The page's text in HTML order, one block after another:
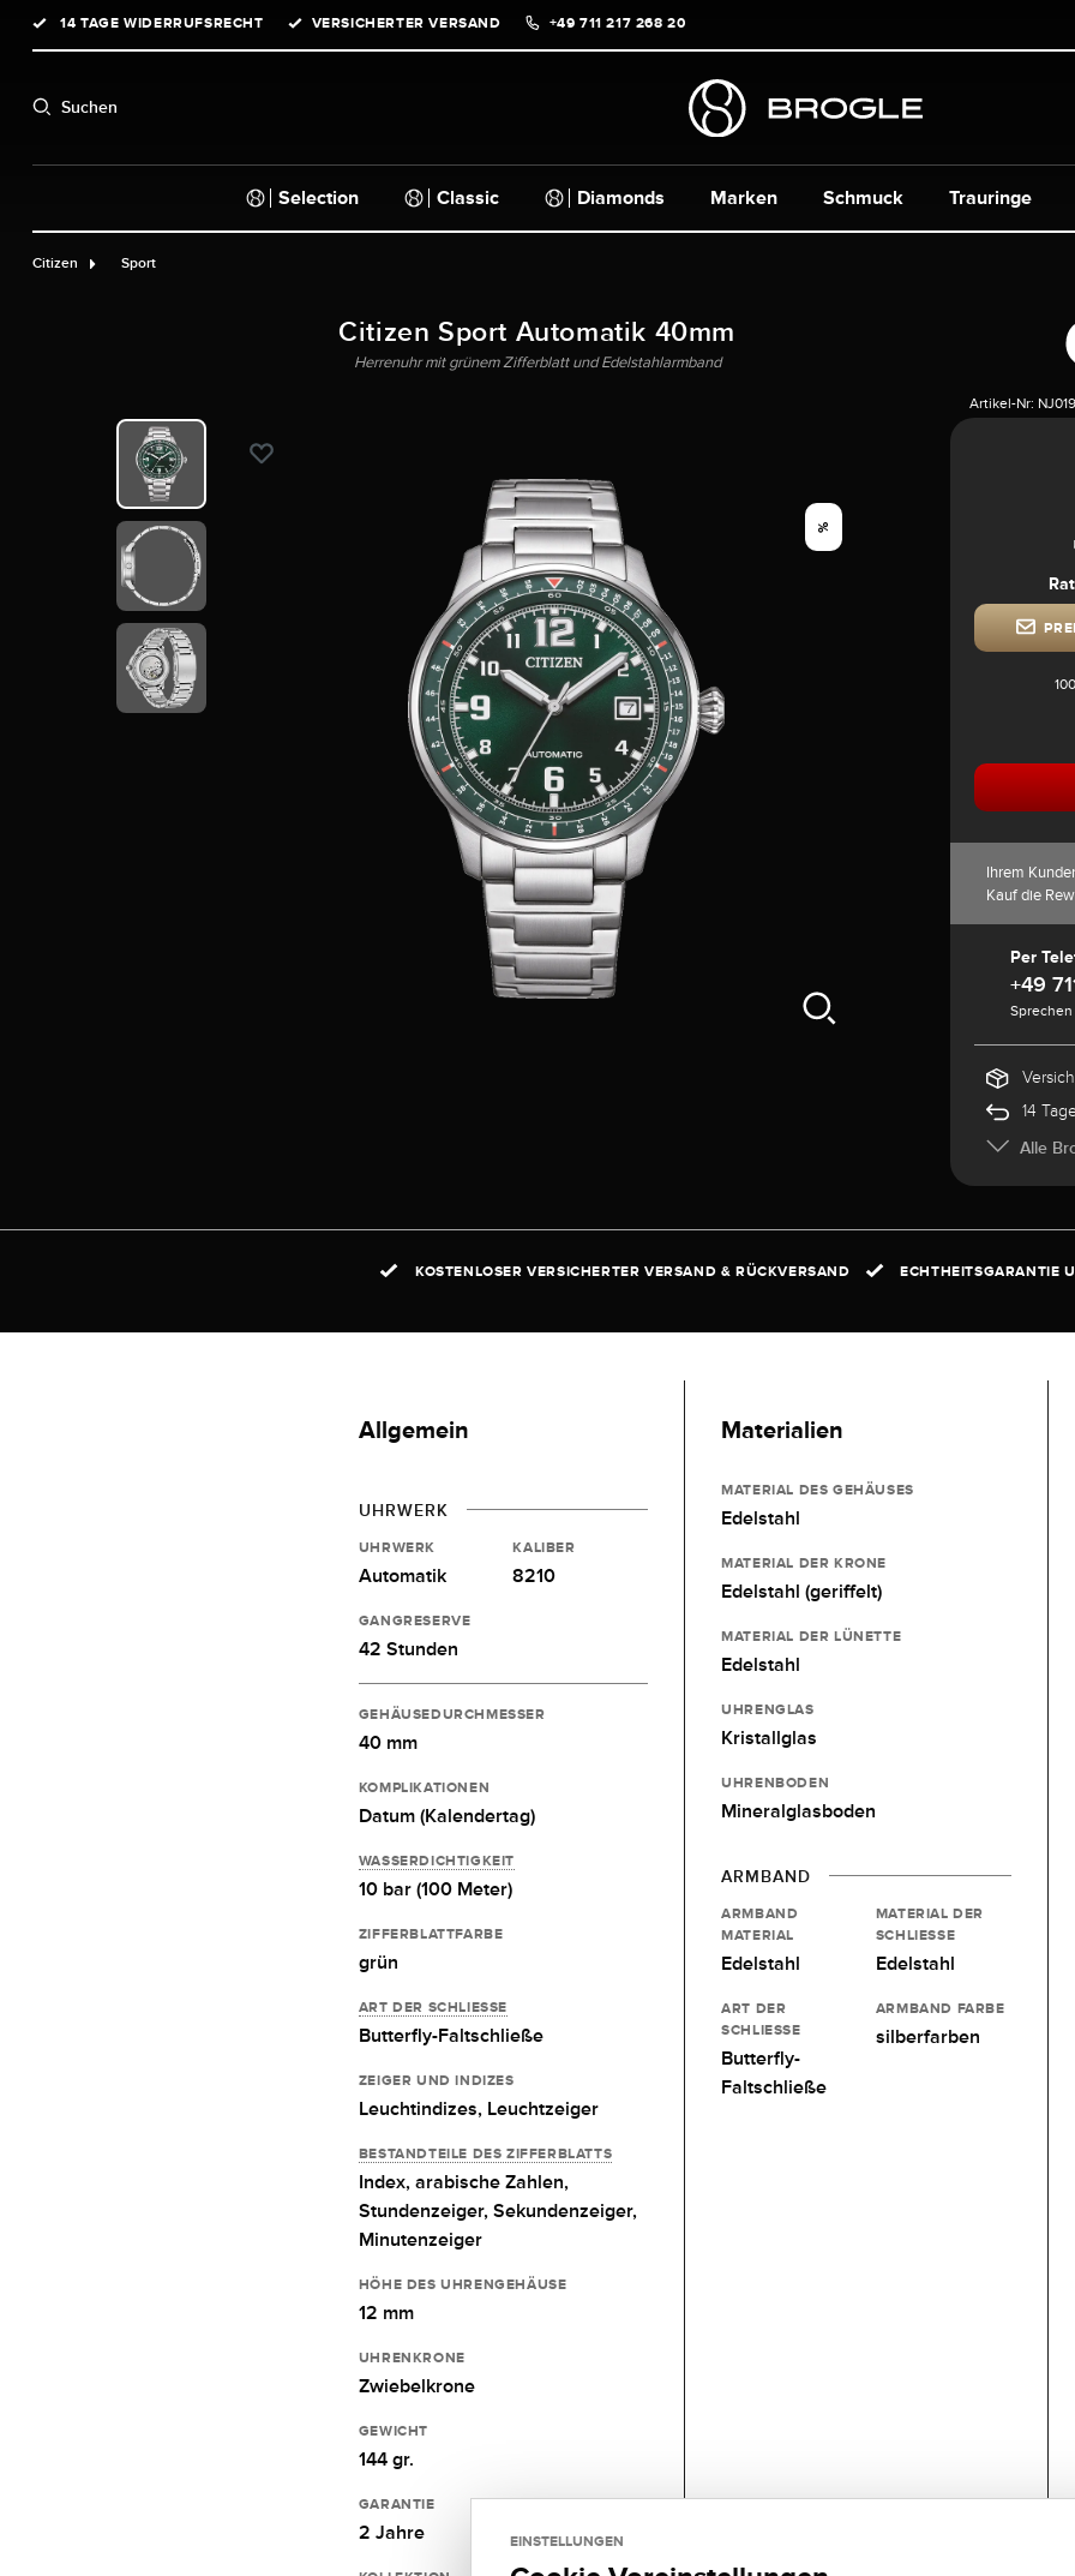
Zur Hauptnavigation springen
14 TAGE WIDERRUFSRECHT VERSICHERTER VERSAND +49 711 217 268 20
Suchen
Selection Classic Diamonds Marken Schmuck Trauringe
Citizen Sport
Citizen Sport Automatik 40mm
Herrenuhr mit grünem Zifferblatt und Edelstahlarmband
%
Artikel-Nr:
Ihrem
Kauf die
Per
+49
14
Alle
KOSTENLOSER VERSICHERTER VERSAND & RÜCKVERSAND ECHTHEITSGARANTIE
Allgemein
UHRWERK
UHRWERK
Automatik
KALIBER
8210
GANGRESERVE
42 Stunden
GEHÄUSEDURCHMESSER
40 mm
KOMPLIKATIONEN
Datum (Kalendertag)
WASSERDICHTIGKEIT
10 bar (100 Meter)
ZIFFERBLATTFARBE
grün
ART DER SCHLIESSE
Butterfly-Faltschließe
ZEIGER UND INDIZES
Leuchtindizes, Leuchtzeiger
BESTANDTEILE DES ZIFFERBLATTS
Index, arabische Zahlen,
Stundenzeiger, Sekundenzeiger,
Minutenzeiger
HÖHE DES UHRENGEHÄUSE
12 mm
UHRENKRONE
Zwiebelkrone
GEWICHT
144 gr.
GARANTIE
2 Jahre
Materialien
MATERIAL DES GEHÄUSES
Edelstahl
MATERIAL DER KRONE
Edelstahl (geriffelt)
MATERIAL DER LÜNETTE
Edelstahl
UHRENGLAS
Kristallglas
UHRENBODEN
Mineralglasboden
ARMBAND
ARMBAND
MATERIAL
Edelstahl
MATERIAL DER
SCHLIESSE
Edelstahl
ART DER
SCHLIESSE
Butterfly-
Faltschließe
ARMBAND FARBE
silberfarben
EINSTELLUNGEN